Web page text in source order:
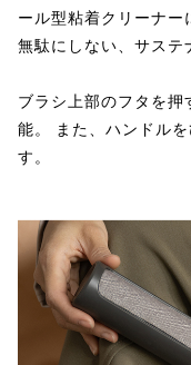
ール型粘着クリーナ
無駄にしない、サステ
ブラシ上部のフタを
能。 また、ハンドル
す。